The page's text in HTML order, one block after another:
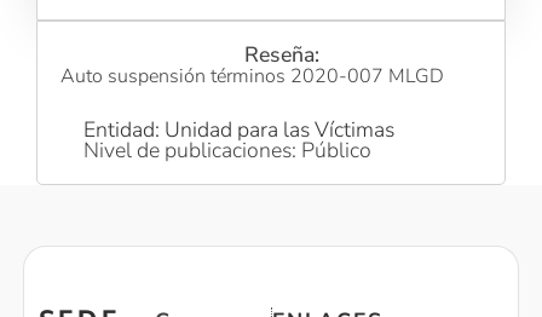
Reseña:
Auto suspensión términos 2020-007 MLGD
Entidad: Unidad para las Víctimas
Nivel de publicaciones: Público